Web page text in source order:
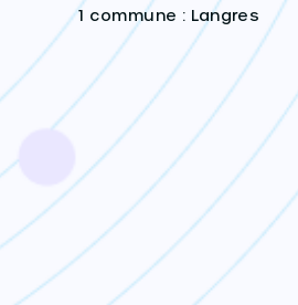
1 commune : Langres